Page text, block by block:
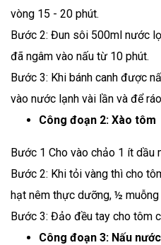
vòng 15 - 20 phút.
Bước 2: Đun sôi 500ml nước
đã ngâm vào nấu từ 10 phút.
Bước 3: Khi bánh canh được
vào nước lạnh vài lần và để
Công đoạn 2: Xào tôm
Bước 1 Cho vào chảo 1 ít dầu
Bước 2: Khi tỏi vàng thì cho
hạt nêm thực dưỡng, ½
Bước 3: Đảo đều tay cho tôm
Công đoạn 3: Nấu